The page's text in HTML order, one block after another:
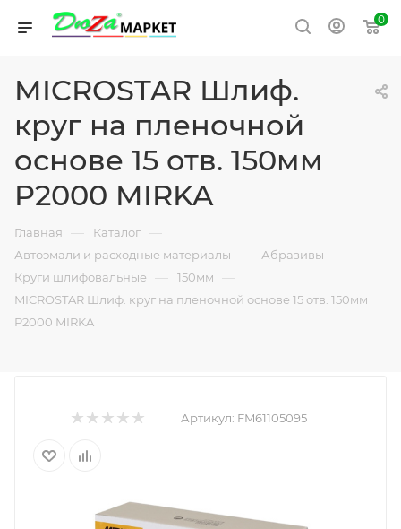
0
MICROSTAR Шлиф.
круг на пленочной
основе 15 отв. 150мм
P2000 MIRKA
Главная — Каталог —
Автоэмали и расходные материалы — Абразивы —
Круги шлифовальные — 150мм —
MICROSTAR Шлиф. круг на пленочной основе 15 отв. 150мм
P2000 MIRKA
Артикул: FM61105095